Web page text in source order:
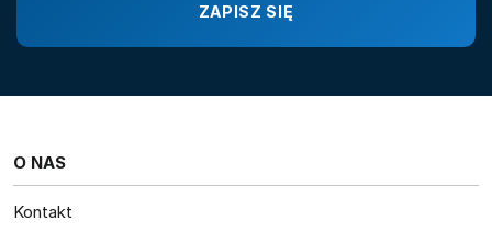
O NAS
Kontakt